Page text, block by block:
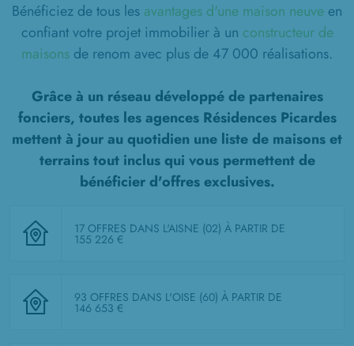
Bénéficiez de tous les avantages d'une maison neuve en
confiant votre projet immobilier à un constructeur de
maisons de renom avec plus de 47 000 réalisations.
Grâce à un réseau développé de partenaires
fonciers, toutes les agences Résidences Picardes
mettent à jour au quotidien une liste de maisons et
terrains tout inclusqui vous permettent de
bénéficier d'offres exclusives.
17 OFFRES DANS L'AISNE (02) À PARTIR DE
155 226 €
93 OFFRES DANS L'OISE (60) À PARTIR DE
146 653 €